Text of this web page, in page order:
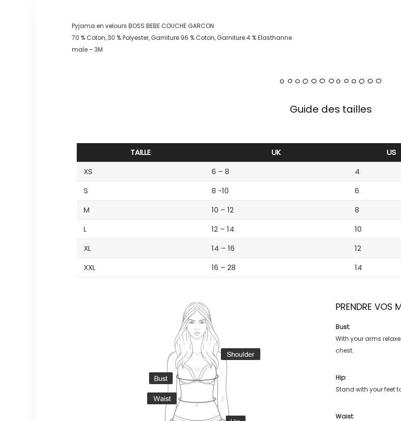
Pyjama en velours BOSS BEBE COUCHE GARCON
70 % Coton, 30 % Polyester, Garniture 96 % Coton, Garniture 4 % Elasthanne
male – 3M
Guide des tailles
TAILLE UK US
XS
6 – 8 4
S
8 -10 6
M
10 – 12 8
L
12 – 14 10
XL
14 – 16 12
XXL
16 – 28 14
PRENDRE VOS
Bust:
With your arms
chest.
Hip:
Stand with your feet
Waist: